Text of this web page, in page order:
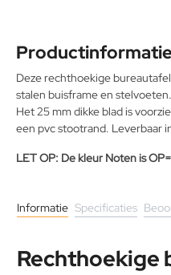
Deze rechthoekige
stalen buisframe en
Het 25 mm dikke blad is
een pvc stootrand. Leverbaar
LET OP: De kleur Noten is
Informatie Specificaties
Rechthoekige